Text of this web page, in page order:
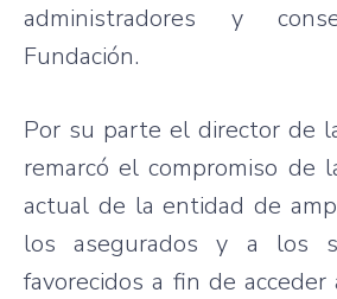
administradores y
Fundación.
Por su parte el director de
remarcó el compromiso de
actual de la entidad de
los asegurados y a los
favorecidos a fin de